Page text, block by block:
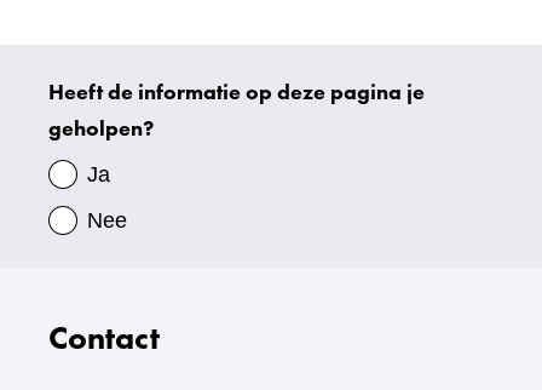
Uw
gegevens
Heeft de informatie op deze pagina je
geholpen?
Ja
Nee
Contact